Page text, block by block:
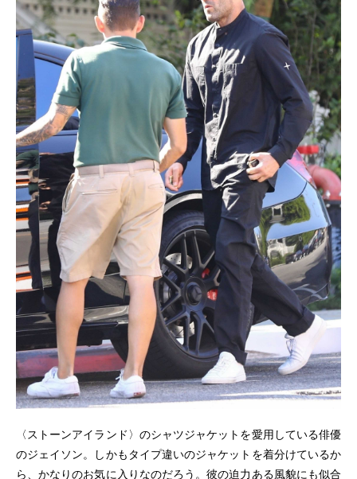
〈ストーンアイランド〉のシャツジャケットを愛用している俳優
のジェイソン。しかもタイプ違いのジャケットを着分けているか
ら、かなりのお気に入りなのだろう。彼の迫力ある風貌にも似合